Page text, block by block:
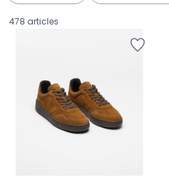
478 articles